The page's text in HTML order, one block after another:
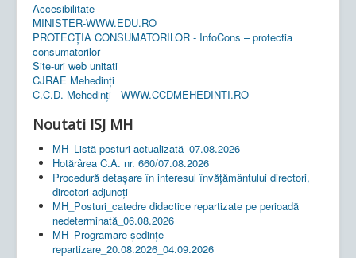
Accesibilitate
MINISTER-WWW.EDU.RO
PROTECȚIA CONSUMATORILOR - InfoCons – protectia
consumatorilor
Site-uri web unitati
CJRAE Mehedinți
C.C.D. Mehedinţi - WWW.CCDMEHEDINTI.RO
Noutati ISJ MH
MH_Listă posturi actualizată_07.08.2026
Hotărârea C.A. nr. 660/07.08.2026
Procedură detașare în interesul învățământului directori,
directori adjuncți
MH_Posturi_catedre didactice repartizate pe perioadă
nedeterminată_06.08.2026
MH_Programare ședințe
repartizare_20.08.2026_04.09.2026